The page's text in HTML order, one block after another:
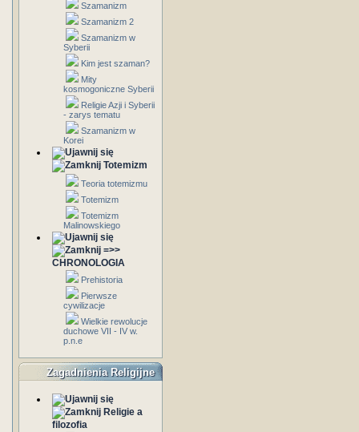
Szamanizm
Szamanizm 2
Szamanizm w
Syberii
Kim jest szaman?
Mity
kosmogoniczne Syberii
Religie Azji i Syberii
- zarys tematu
Szamanizm w
Korei
Totemizm
Teoria totemizmu
Totemizm
Totemizm
Malinowskiego
=>>
CHRONOLOGIA
Prehistoria
Pierwsze
cywilizacje
Wielkie rewolucje
duchowe VII - IV w.
p.n.e
Zagadnienia Religijne
Religie a
filozofia